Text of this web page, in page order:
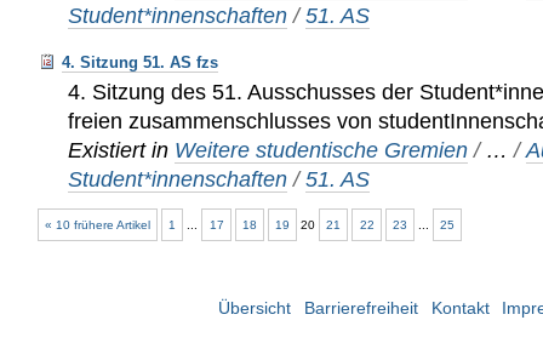
Student*innenschaften /51. AS
4. Sitzung 51. AS fzs
4. Sitzung des 51. Ausschusses der
freien zusammenschlusses von
Existiert in Weitere studentische Gremien / …/
Student*innenschaften /51. AS
« 10 frühere Artikel 1 17 18 19 20 21 22 23 25
Übersicht Barrierefreiheit Kontakt